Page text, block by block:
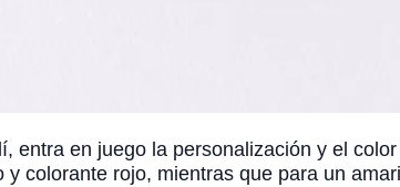
entra en juego la personalización y el
y colorante rojo, mientras que para un